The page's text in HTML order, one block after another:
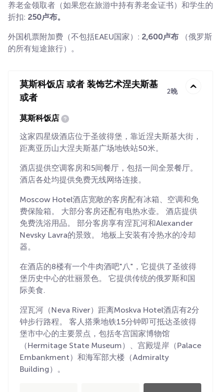
养老金领取者（如果您在旅游中持有养老金证书）和学生的
折扣: 250卢布。
外国机票附加费（不包括EAEU国家）: 2,600卢布 （俄罗斯
的所有短途旅行）。
莫斯科饭店 或者 装饰艺术涅夫斯基
或者
2晚
莫斯科饭店
这家四星级酒店位于圣彼得堡，靠近涅夫斯基大街，
距离亚历山大涅夫斯基广场地铁站50米。
酒店提供空调客房和5间餐厅，包括一间全景餐厅。
酒店各处均提供免费无线网络连接。
Moscow Hotel酒店宽敞的客房配有冰箱、空调和免
费保险箱。 大部分客房还配有电热水壶。 酒店提供
免费洗浴用品。 部分客房享有涅瓦河和Alexander
Nevsky Lavra的景致。 地板上安装有冷热水的冷却
器。
在酒店的8楼有一个牛肉酒吧"八"，它提供了圣彼得
堡历史中心的壮丽景色。 它提供传统的俄罗斯和国
际美食.
涅瓦河（Neva River）距离Moskva Hotel酒店有2分
钟步行路程。 客人搭乘地铁15分钟即可抵达圣彼得
堡市中心的主要景点，包括冬宫国家博物馆
（Hermitage State Museum）、宫殿堤岸（Palace
Embankment）和海军部大楼（Admiralty
Building）。